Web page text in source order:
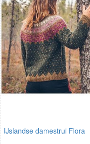
IJslandse damestrui Flora